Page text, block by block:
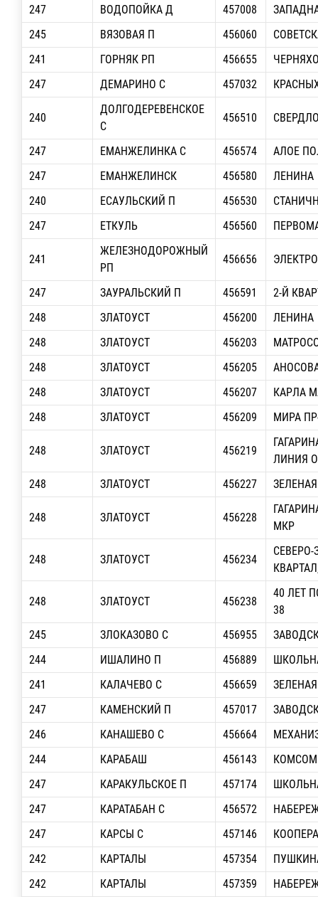
247
ВОДОПОЙКА Д 457008
245
ВЯЗОВАЯ П 456060
241
ГОРНЯК РП 456655
247
ДЕМАРИНО С 457032
240
ДОЛГОДЕРЕВЕНСКОЕ
С
456510
247 ЕМАНЖЕЛИНКА С 456574
АЛОЕ
247
ЕМАНЖЕЛИНСК 456580
ЛЕНИНА
240
ЕСАУЛЬСКИЙ П 456530
247
ЕТКУЛЬ 456560
241
ЖЕЛЕЗНОДОРОЖНЫЙ
РП
456656
247 ЗАУРАЛЬСКИЙ П 456591
2-Й
248
ЗЛАТОУСТ 456200
ЛЕНИНА
248
ЗЛАТОУСТ 456203
248
ЗЛАТОУСТ 456205
248
ЗЛАТОУСТ 456207
КАРЛА
248
ЗЛАТОУСТ 456209 МИРА
248 ЗЛАТОУСТ 456219
ЛИНИЯ
248
ЗЛАТОУСТ 456227 ЗЕЛЕНАЯ
248 ЗЛАТОУСТ 456228
МКР
248 ЗЛАТОУСТ 456234
248 ЗЛАТОУСТ 456238
40 ЛЕТ
38
245
ЗЛОКАЗОВО С 456955
244
ИШАЛИНО П 456889
241
КАЛАЧЕВО С 456659
ЗЕЛЕНАЯ
247
КАМЕНСКИЙ П 457017
246
КАНАШЕВО С 456664
244
КАРАБАШ 456143
247
КАРАКУЛЬСКОЕ П 457174
247
КАРАТАБАН С 456572
247
КАРСЫ С 457146
242
КАРТАЛЫ 457354
242
КАРТАЛЫ 457359